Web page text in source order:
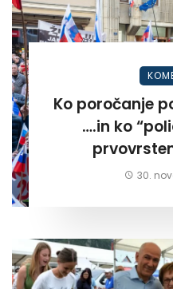
Ko poročanje
….in ko “policist”
30.